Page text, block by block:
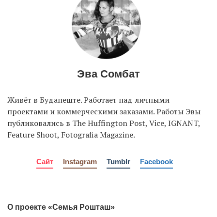
Эва Сомбат
Живёт в Будапеште. Работает над личными
проектами и коммерческими заказами. Работы Эвы
публиковались в The Huffington Post, Vice, IGNANT,
Feature Shoot, Fotografia Magazine.
Сайт Instagram Tumblr Facebook
О проекте «Семья Рошташ»